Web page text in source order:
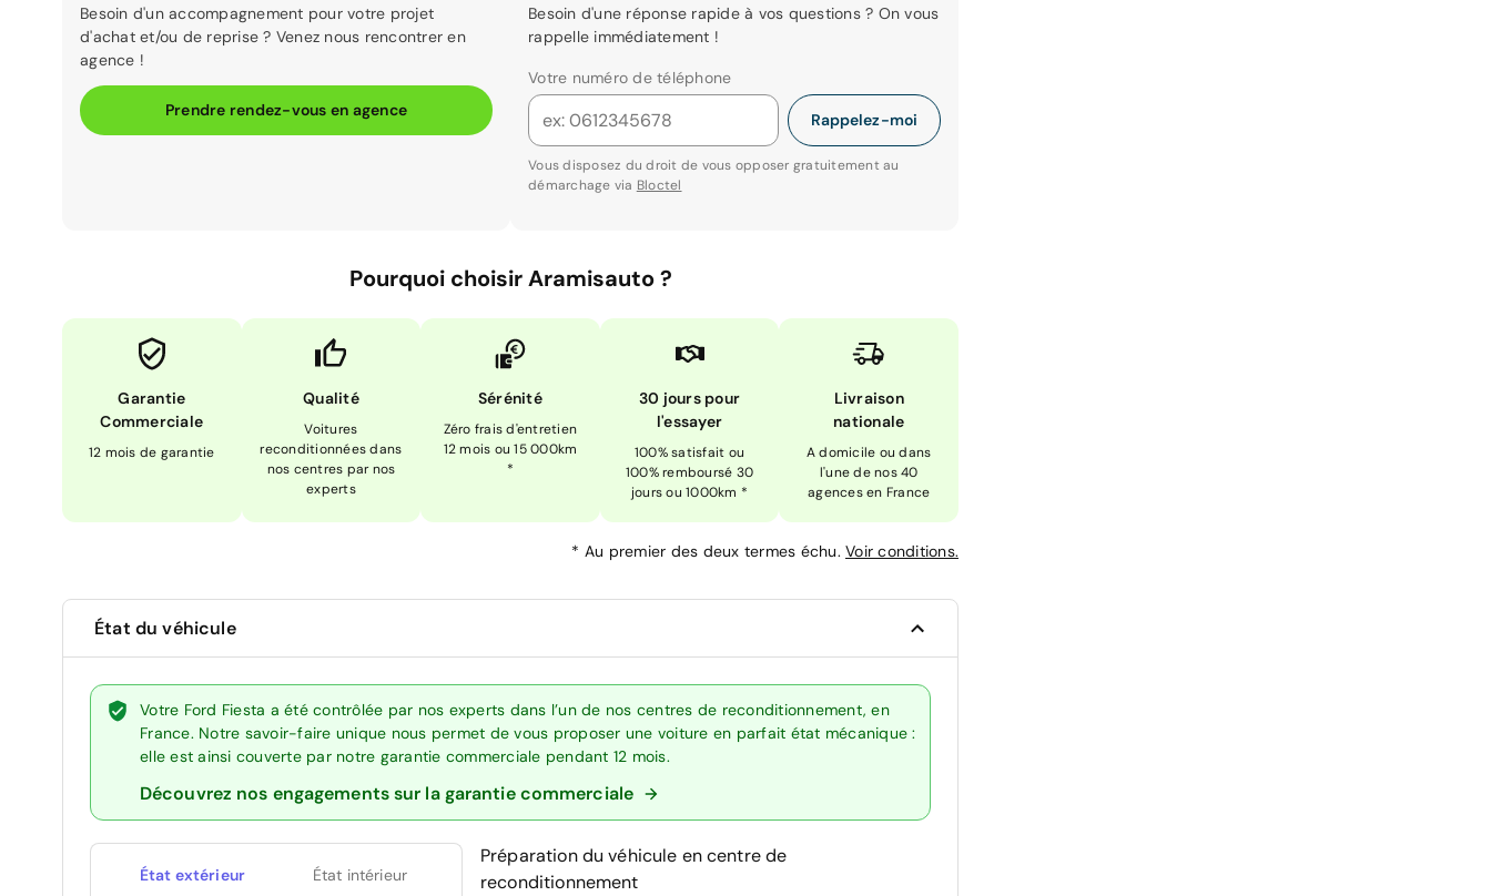
Besoin d'un accompagnement pour votre projet
d'achat et/ou de reprise ? Venez nous rencontrer en
agence !
Prendre rendez-vous en agence
Besoin d'une réponse rapide à vos questions ? On vous
rappelle immédiatement !
Votre numéro de téléphone
Rappelez-moi
Vous disposez du droit de vous opposer gratuitement au
démarchage via Bloctel
Pourquoi choisir Aramisauto ?
Garantie
Commerciale
12 mois de garantie
Qualité
Voitures
reconditionnées dans
nos centres par nos
experts
Sérénité
Zéro frais d'entretien
12 mois ou 15 000km
*
30 jours pour
l'essayer
100% satisfait ou
100% remboursé 30
jours ou 1000km *
Livraison
nationale
A domicile ou dans
l'une de nos 40
agences en France
* Au premier des deux termes échu. Voir conditions.
État du véhicule
Votre Ford Fiesta a été contrôlée par nos experts dans l’un de nos centres de reconditionnement, en
France. Notre savoir-faire unique nous permet de vous proposer une voiture en parfait état mécanique :
elle est ainsi couverte par notre garantie commerciale pendant 12 mois.
Découvrez nos engagements sur la garantie commerciale
État extérieur État intérieur
Préparation du véhicule en centre de
reconditionnement